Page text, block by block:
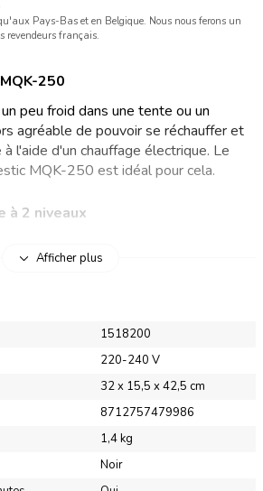
Pays-Bas et en Belgique. Nous nous ferons un
revendeurs français.
250
peu froid dans une tente ou un
agréable de pouvoir se réchauffer et
l'aide d'un chauffage électrique. Le
MQK-250 est idéal pour cela.
à 2 niveaux
camping est indispensable pour votre
quartz MQK-250 de Mestic dispose
(450 - 900 W) et d'un réglage
une répartition uniforme de la chaleur.
chauffage halogène chauffe
Le radiateur électrique est idéal
clos. Il suffit de s'asseoir devant le
être sûr d'avoir chaud !
Afficher plus
1518200
220-240 V
32 x 15,5 x 42,5 cm
8712757479986
1,4 kg
Noir